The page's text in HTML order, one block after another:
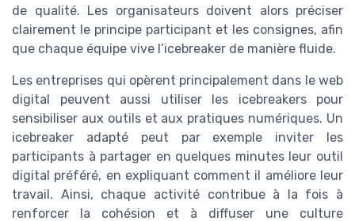
de qualité. Les organisateurs doivent alors préciser
clairement le principe participant et les consignes, afin
que chaque équipe vive l’icebreaker de manière fluide.
Les entreprises qui opèrent principalement dans le web
digital peuvent aussi utiliser les icebreakers pour
sensibiliser aux outils et aux pratiques numériques. Un
icebreaker adapté peut par exemple inviter les
participants à partager en quelques minutes leur outil
digital préféré, en expliquant comment il améliore leur
travail. Ainsi, chaque activité contribue à la fois à
renforcer la cohésion et à diffuser une culture